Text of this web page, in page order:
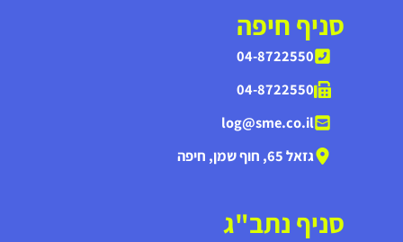
סניף חיפה
04-8722550
04-8722550
log@sme.co.il
גזאל 65, חוף שמן, חיפה
סניף נתב"ג